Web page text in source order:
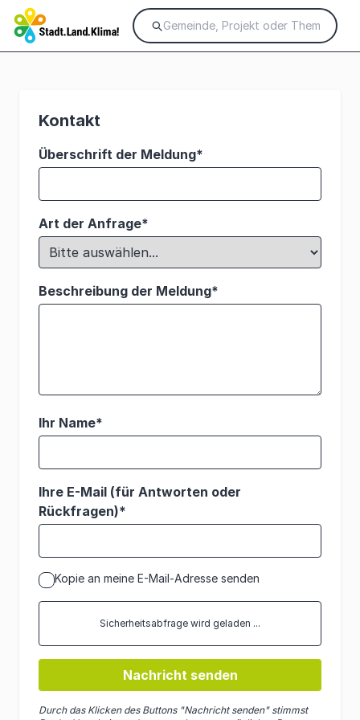
Kontakt
Überschrift der Meldung*
Art der Anfrage*
Beschreibung der Meldung*
Ihr Name*
Ihre E-Mail (für Antworten oder
Rückfragen)*
Kopie an meine E-Mail-Adresse senden
Sicherheitsabfrage wird geladen ...
Nachricht senden
Durch das Klicken des Buttons "Nachricht senden" stimmst